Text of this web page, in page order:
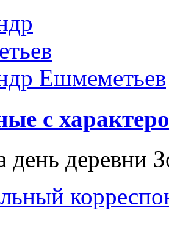
Ешмеметьев
с
день деревни